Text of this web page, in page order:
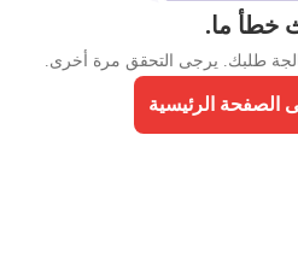
خطأ ما.
طلبك. يرجى التحقق مرة أخرى.
الصفحة الرئيسية